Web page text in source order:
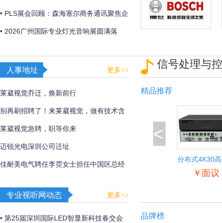
「视觉魔盒2026——光遇非遗」，带来非
遗文化与光影艺术的碰撞！
• PLS展会回顾：森海塞尔商务通讯聚焦企
业及教育解决方案
• 2026广州国际专业灯光音响展圆满落
核实力诠释极致声境
人事地址 更多>>
莱葳视觉乔迁，焕新前行
别再刷招聘了！来莱葳视觉，做有技术含
量的事
莱葳视觉急聘，职等你来
迈锐光电深圳公司迁址
佳耐美电气聘任李霓女士担任中国区总经
专业视听网动态 更多>>
• 第25届深圳国际LED智显新科技春交会
信号处理与
精品推荐
<
分布式4K30
￥面议
品牌榜